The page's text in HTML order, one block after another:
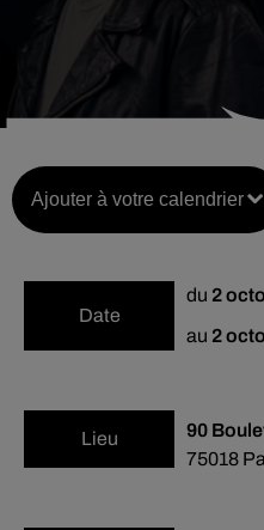
Ajouter à votre calendrier
Date
du 2
au 2
Lieu
90
75018